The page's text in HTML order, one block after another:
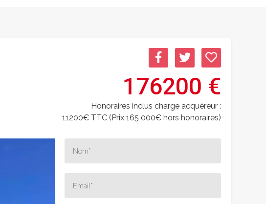
176200 €
Honoraires inclus charge acquéreur :
11200€ TTC (Prix 165 000€ hors honoraires)